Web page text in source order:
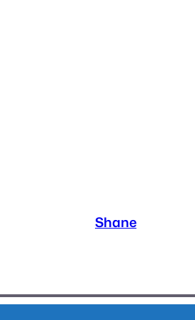
Shane